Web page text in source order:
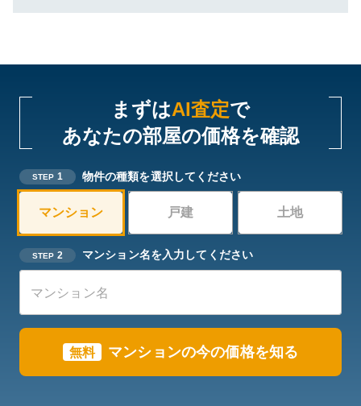
まずはAI査定で
あなたの部屋の価格を確認
STEP 1 物件の種類を選択してください
マンション 戸建 土地
STEP 2 マンション名を入力してください
無料 マンションの今の価格を知る